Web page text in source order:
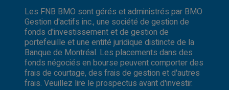
Les FNB BMO sont gérés et administrés par BMO
Gestion d'actifs inc., une société de gestion de
fonds d'investissement et de gestion de
portefeuille et une entité juridique distincte de la
Banque de Montréal. Les placements dans des
fonds négociés en bourse peuvent comporter des
frais de courtage, des frais de gestion et d'autres
frais. Veuillez lire le prospectus avant d'investir.